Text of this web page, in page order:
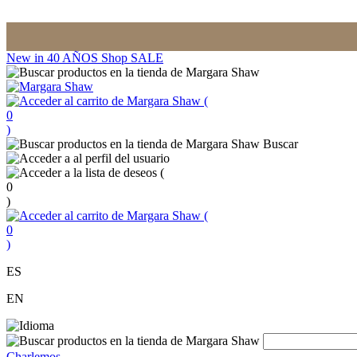
New in 40 AÑOS Shop SALE
(
0
)
Buscar
(
0
)
(
0
)
ES
EN